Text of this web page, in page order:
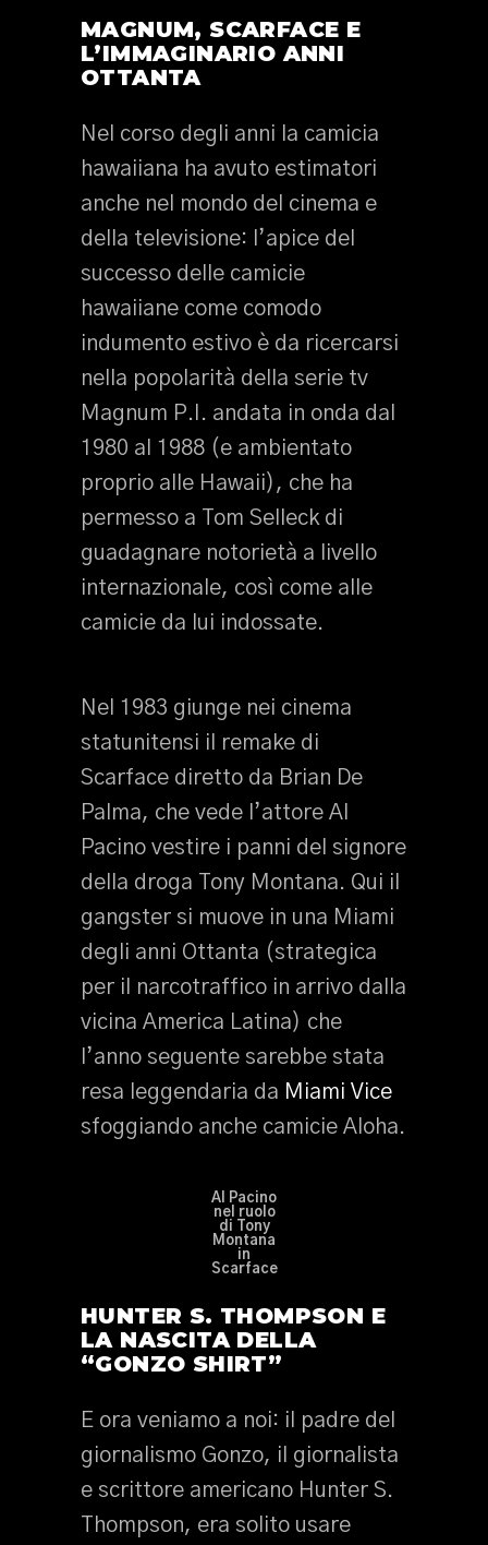
MAGNUM, SCARFACE E
L’IMMAGINARIO ANNI
OTTANTA
Nel corso degli anni la camicia
hawaiiana ha avuto estimatori
anche nel mondo del cinema e
della televisione: l’apice del
successo delle camicie
hawaiiane come comodo
indumento estivo è da ricercarsi
nella popolarità della serie tv
Magnum P.I. andata in onda dal
1980 al 1988 (e ambientato
proprio alle Hawaii), che ha
permesso a Tom Selleck di
guadagnare notorietà a livello
internazionale, così come alle
camicie da lui indossate.
Nel 1983 giunge nei cinema
statunitensi il remake di
Scarface diretto da Brian De
Palma, che vede l’attore Al
Pacino vestire i panni del signore
della droga Tony Montana. Qui il
gangster si muove in una Miami
degli anni Ottanta (strategica
per il narcotraffico in arrivo dalla
vicina America Latina) che
l’anno seguente sarebbe stata
resa leggendaria da Miami Vice
sfoggiando anche camicie Aloha.
Al Pacino
nel ruolo
di Tony
Montana
in
Scarface
HUNTER S. THOMPSON E
LA NASCITA DELLA
“GONZO SHIRT”
E ora veniamo a noi: il padre del
giornalismo Gonzo, il giornalista
e scrittore americano Hunter S.
Thompson, era solito usare